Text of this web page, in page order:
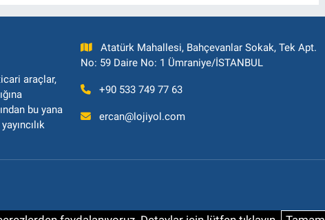
araçlar,
bu yana
Atatürk Mahallesi, Bahçevanlar Sokak, Tek Apt.
No: 59 Daire No: 1 Ümraniye/İSTANBUL
+90 533 749 77 63
ercan@lojiyol.com